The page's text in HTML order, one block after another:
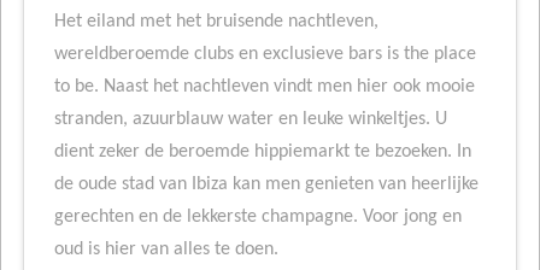
Het eiland met het bruisende nachtleven,
wereldberoemde clubs en exclusieve bars is the place
to be. Naast het nachtleven vindt men hier ook mooie
stranden, azuurblauw water en leuke winkeltjes. U
dient zeker de beroemde hippiemarkt te bezoeken. In
de oude stad van Ibiza kan men genieten van heerlijke
gerechten en de lekkerste champagne. Voor jong en
oud is hier van alles te doen.